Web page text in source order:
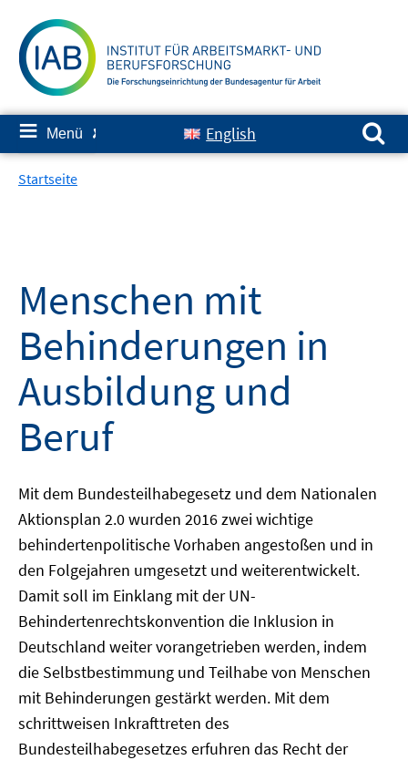
zum
Inhalt
≡ Menü ✘ English
Suchen nach:
Startseite
Menschen mit
Behinderungen in
Ausbildung und
Beruf
Mit dem Bundesteilhabegesetz und dem Nationalen
Aktionsplan 2.0 wurden 2016 zwei wichtige
behindertenpolitische Vorhaben angestoßen und in
den Folgejahren umgesetzt und weiterentwickelt.
Damit soll im Einklang mit der UN-
Behindertenrechtskonvention die Inklusion in
Deutschland weiter vorangetrieben werden, indem
die Selbstbestimmung und Teilhabe von Menschen
mit Behinderungen gestärkt werden. Mit dem
schrittweisen Inkrafttreten des
Bundesteilhabegesetzes erfuhren das Recht der